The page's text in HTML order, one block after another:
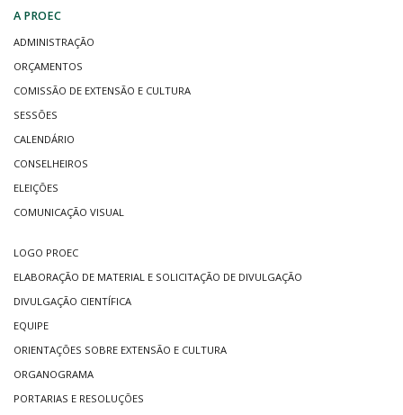
A PROEC
ADMINISTRAÇÃO
ORÇAMENTOS
COMISSÃO DE EXTENSÃO E CULTURA
SESSÕES
CALENDÁRIO
CONSELHEIROS
ELEIÇÕES
COMUNICAÇÃO VISUAL
LOGO PROEC
ELABORAÇÃO DE MATERIAL E SOLICITAÇÃO DE DIVULGAÇÃO
DIVULGAÇÃO CIENTÍFICA
EQUIPE
ORIENTAÇÕES SOBRE EXTENSÃO E CULTURA
ORGANOGRAMA
PORTARIAS E RESOLUÇÕES